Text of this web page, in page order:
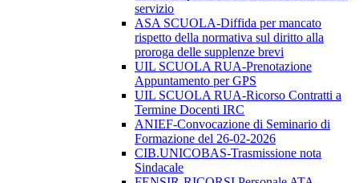
servizio
ASA SCUOLA-Diffida per mancato
rispetto della normativa sul diritto alla
proroga delle supplenze brevi
UIL SCUOLA RUA-Prenotazione
Appuntamento per GPS
UIL SCUOLA RUA-Ricorso Contratti a
Termine Docenti IRC
ANIEF-Convocazione di Seminario di
Formazione del 26-02-2026
CIB.UNICOBAS-Trasmissione nota
Sindacale